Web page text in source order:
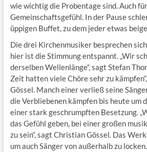
wie wichtig die Probentage sind. Auch
Gemeinschaftsgefühl. In der Pause
üppigen Buffet, zu dem jeder etwas
Die drei Kirchenmusiker besprechen
hier ist die Stimmung entspannt. „Wir
derselben Wellenlänge“, sagt Stefan
Zeit hatten viele Chöre sehr zu
Gössel. Manch einer verließ seine
die Verbliebenen kämpfen bis heute um
einer stark geschrumpften Besetzung.
das Gefühl geben, bei einer großen
zu sein“, sagt Christian Gössel. Das
um auch Sänger von außerhalb zu